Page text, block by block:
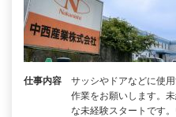
仕事内容
サッシやドアなどに使
作業をお願いします。
な未経験スタートです